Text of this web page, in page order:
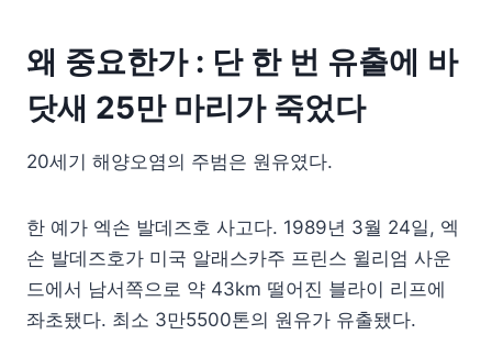
왜 중요한가 : 단 한 번 유출에 바
닷새 25만 마리가 죽었다
20세기 해양오염의 주범은 원유였다.
한 예가 엑손 발데즈호 사고다. 1989년 3월 24일, 엑
손 발데즈호가 미국 알래스카주 프린스 윌리엄 사운
드에서 남서쪽으로 약 43km 떨어진 블라이 리프에
좌초됐다. 최소 3만5500톤의 원유가 유출됐다.